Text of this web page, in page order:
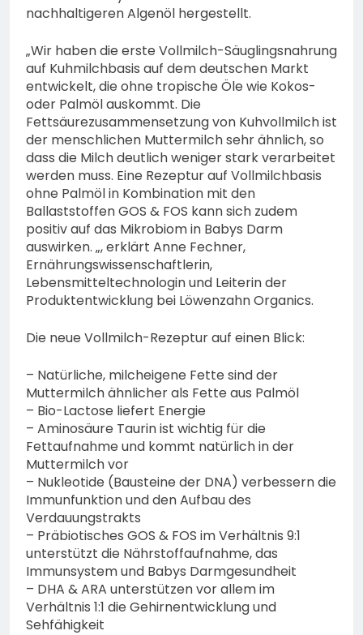
nachhaltigeren Algenöl hergestellt.
„Wir haben die erste Vollmilch-Säuglingsnahrung
auf Kuhmilchbasis auf dem deutschen Markt
entwickelt, die ohne tropische Öle wie Kokos-
oder Palmöl auskommt. Die
Fettsäurezusammensetzung von Kuhvollmilch ist
der menschlichen Muttermilch sehr ähnlich, so
dass die Milch deutlich weniger stark verarbeitet
werden muss. Eine Rezeptur auf Vollmilchbasis
ohne Palmöl in Kombination mit den
Ballaststoffen GOS & FOS kann sich zudem
positiv auf das Mikrobiom in Babys Darm
auswirken. „, erklärt Anne Fechner,
Ernährungswissenschaftlerin,
Lebensmitteltechnologin und Leiterin der
Produktentwicklung bei Löwenzahn Organics.
Die neue Vollmilch-Rezeptur auf einen Blick:
– Natürliche, milcheigene Fette sind der
Muttermilch ähnlicher als Fette aus Palmöl
– Bio-Lactose liefert Energie
– Aminosäure Taurin ist wichtig für die
Fettaufnahme und kommt natürlich in der
Muttermilch vor
– Nukleotide (Bausteine der DNA) verbessern die
Immunfunktion und den Aufbau des
Verdauungstrakts
– Präbiotisches GOS & FOS im Verhältnis 9:1
unterstützt die Nährstoffaufnahme, das
Immunsystem und Babys Darmgesundheit
– DHA & ARA unterstützen vor allem im
Verhältnis 1:1 die Gehirnentwicklung und
Sehfähigkeit